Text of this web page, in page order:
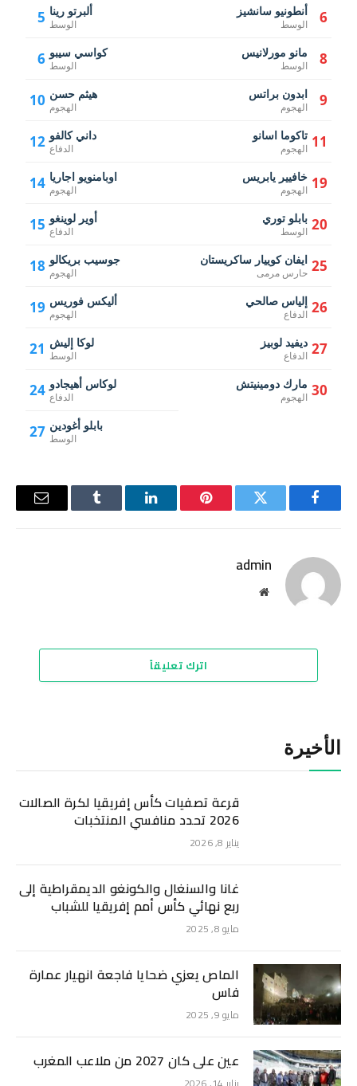
5 ألبرتو رينا
الوسط
6 كواسي سيبو
الوسط
10 هيثم حسن
الهجوم
12 داني كالفو
الدفاع
14 اوبامنويو اجاريا
الهجوم
15 أوير لوينغو
الدفاع
18 جوسيب بريكالو
الهجوم
19 أليكس فوريس
الهجوم
21 لوكا إليش
الوسط
24 لوكاس أهيجادو
الدفاع
27 بابلو أغودين
الوسط
6 أنطونيو سانشيز
الوسط
8 مانو مورلانيس
الوسط
9 ابدون براتس
الهجوم
11 تاكوما اسانو
الهجوم
19 خافيير يابريس
الهجوم
20 بابلو توري
الوسط
25 ايفان كوييار ساكريستان
حارس مرمى
26 إلياس صالحي
الدفاع
27 ديفيد لوبيز
الدفاع
30 مارك دومينيتش
الهجوم
فيسبوك تويتر بينتيريستلينكدإن Tumblr
البريد
admin
موقع
اترك تعليقاً
الأخيرة
قرعة تصفيات كأس إفريقيا لكرة الصالات
2026 تحدد منافسي المنتخبات
يناير 8, 2026
غانا والسنغال والكونغو الديمقراطية إلى
ربع نهائي كأس أمم إفريقيا للشباب
مايو 8, 2025
الماص يعزي ضحايا فاجعة انهيار عمارة
فاس
مايو 9, 2025
عين على كان 2027 من ملاعب المغرب